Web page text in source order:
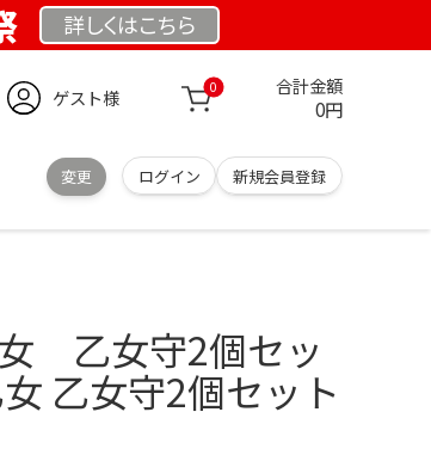
詳しくはこちら
ゲスト様 0 合計金額
0円
変更 ログイン 新規会員登録
女 乙女守2個セッ
乙女守2個セット